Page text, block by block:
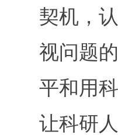
契机，
视问题
平和用
让科研